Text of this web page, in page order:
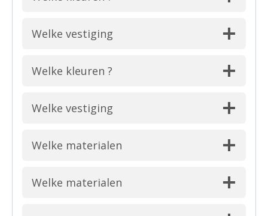
Welke vestiging
Welke kleuren ?
Welke vestiging
Welke materialen
Welke materialen